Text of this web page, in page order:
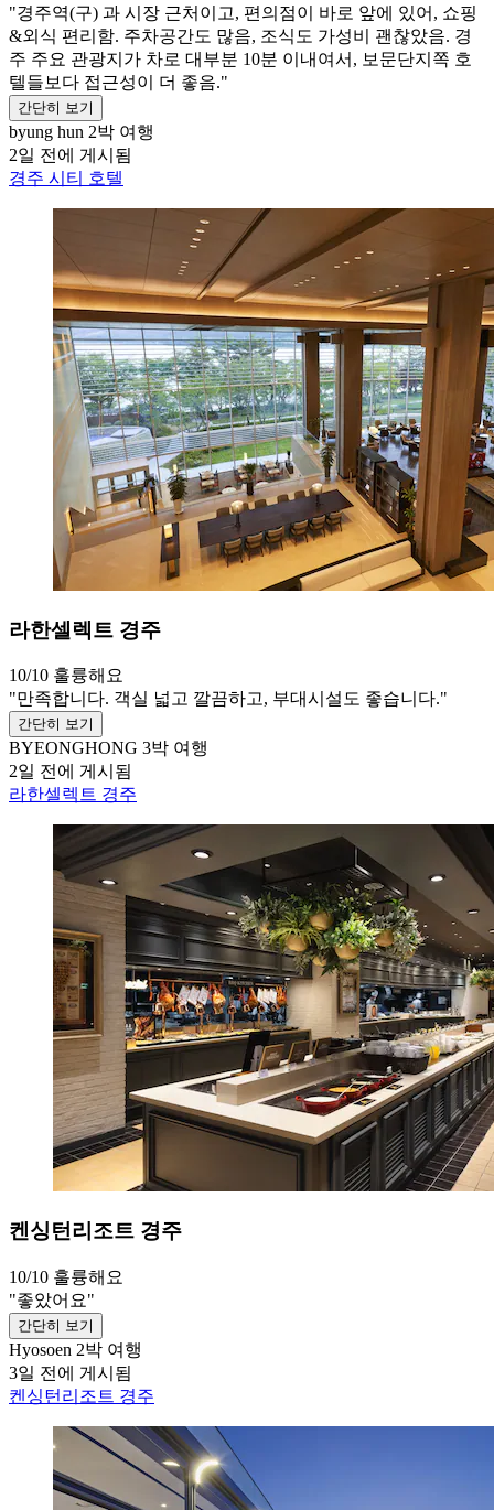
"경주역(구) 과 시장 근처이고, 편의점이 바로 앞에 있어, 쇼핑
&외식 편리함. 주차공간도 많음, 조식도 가성비 괜찮았음. 경
주 주요 관광지가 차로 대부분 10분 이내여서, 보문단지쪽 호
텔들보다 접근성이 더 좋음."
간단히 보기
byung hun 2박 여행
2일 전에 게시됨
경주 시티 호텔
라한셀렉트 경주
10/10 훌륭해요
"만족합니다. 객실 넓고 깔끔하고, 부대시설도 좋습니다."
간단히 보기
BYEONGHONG 3박 여행
2일 전에 게시됨
라한셀렉트 경주
켄싱턴리조트 경주
10/10 훌륭해요
"좋았어요"
간단히 보기
Hyosoen 2박 여행
3일 전에 게시됨
켄싱턴리조트 경주